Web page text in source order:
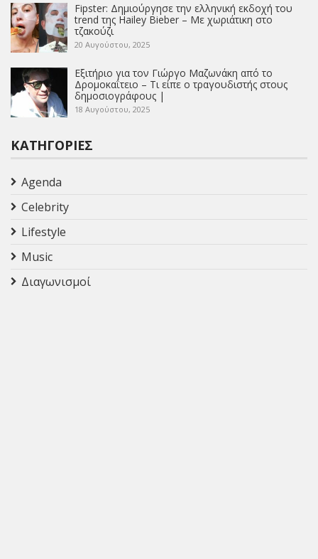
Fipster: Δημιούργησε την ελληνική εκδοχή του
trend της Hailey Bieber – Με χωριάτικη στο
τζακούζι
20 Αυγούστου, 2025
Εξιτήριο για τον Γιώργο Μαζωνάκη από το
Δρομοκαΐτειο – Τι είπε ο τραγουδιστής στους
δημοσιογράφους |
18 Αυγούστου, 2025
ΚΑΤΗΓΟΡΊΕΣ
Agenda
Celebrity
Lifestyle
Music
Διαγωνισμοί